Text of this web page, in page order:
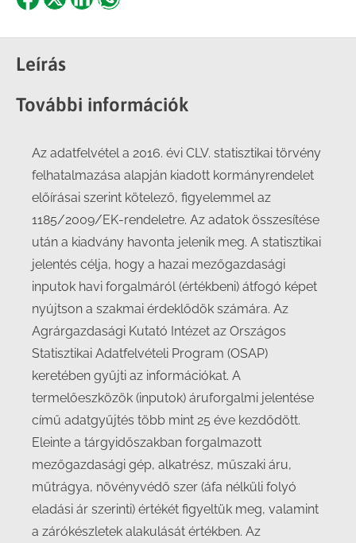
Share
Facebook
Share
X
ShareShare
Leírás
További információk
Az adatfelvétel a 2016. évi CLV. statisztikai törvény
felhatalmazása alapján kiadott kormányrendelet
előírásai szerint kötelező, figyelemmel az
1185/2009/EK-rendeletre. Az adatok összesítése
után a kiadvány havonta jelenik meg. A statisztikai
jelentés célja, hogy a hazai mezőgazdasági
inputok havi forgalmáról (értékbeni) átfogó képet
nyújtson a szakmai érdeklődök számára. Az
Agrárgazdasági Kutató Intézet az Országos
Statisztikai Adatfelvételi Program (OSAP)
keretében gyűjti az információkat. A
termelőeszközök (inputok) áruforgalmi jelentése
című adatgyűjtés több mint 25 éve kezdődött.
Eleinte a tárgyidőszakban forgalmazott
mezőgazdasági gép, alkatrész, műszaki áru,
műtrágya, növényvédő szer (áfa nélküli folyó
eladási ár szerinti) értékét figyeltük meg, valamint
a zárókészletek alakulását értékben. Az